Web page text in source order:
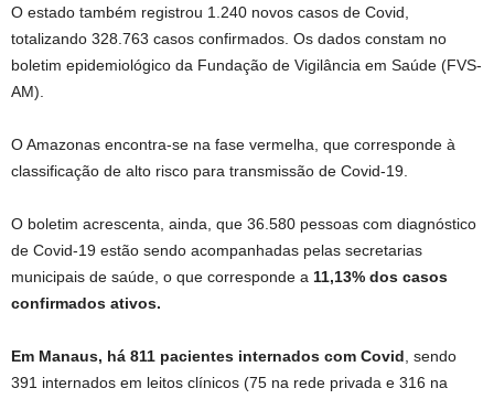
O estado também registrou 1.240 novos casos de Covid,
totalizando 328.763 casos confirmados. Os dados constam no
boletim epidemiológico da Fundação de Vigilância em Saúde (FVS-
AM).
O Amazonas encontra-se na fase vermelha, que corresponde à
classificação de alto risco para transmissão de Covid-19.
O boletim acrescenta, ainda, que 36.580 pessoas com diagnóstico
de Covid-19 estão sendo acompanhadas pelas secretarias
municipais de saúde, o que corresponde a 11,13% dos casos
confirmados ativos.
Em Manaus, há 811 pacientes internados com Covid, sendo
391 internados em leitos clínicos (75 na rede privada e 316 na